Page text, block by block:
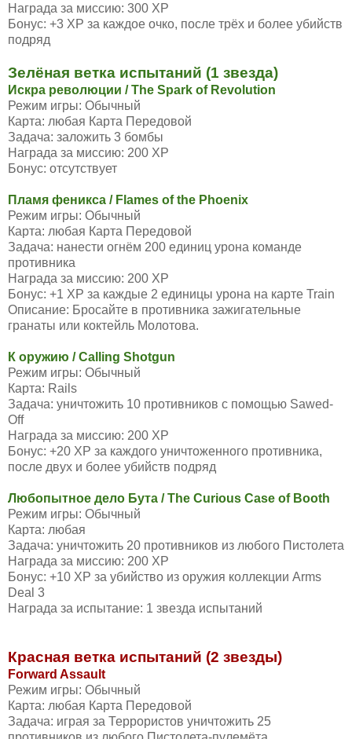
Награда за миссию: 300 XP
Бонус: +3 XP за каждое очко, после трёх и более убийств
подряд
Зелёная ветка испытаний (1 звезда)
Искра революции / The Spark of Revolution
Режим игры: Обычный
Карта: любая Карта Передовой
Задача: заложить 3 бомбы
Награда за миссию: 200 XP
Бонус: отсутствует
Пламя феникса / Flames of the Phoenix
Режим игры: Обычный
Карта: любая Карта Передовой
Задача: нанести огнём 200 единиц урона команде
противника
Награда за миссию: 200 XP
Бонус: +1 XP за каждые 2 единицы урона на карте Train
Описание: Бросайте в противника зажигательные
гранаты или коктейль Молотова.
К оружию / Calling Shotgun
Режим игры: Обычный
Карта: Rails
Задача: уничтожить 10 противников с помощью Sawed-
Off
Награда за миссию: 200 XP
Бонус: +20 XP за каждого уничтоженного противника,
после двух и более убийств подряд
Любопытное дело Бута / The Curious Case of Booth
Режим игры: Обычный
Карта: любая
Задача: уничтожить 20 противников из любого Пистолета
Награда за миссию: 200 XP
Бонус: +10 XP за убийство из оружия коллекции Arms
Deal 3
Награда за испытание: 1 звезда испытаний
Красная ветка испытаний (2 звезды)
Forward Assault
Режим игры: Обычный
Карта: любая Карта Передовой
Задача: играя за Террористов уничтожить 25